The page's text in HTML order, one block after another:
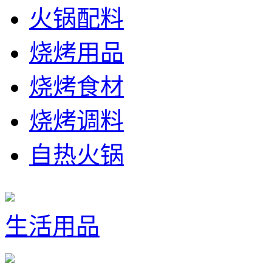
火锅配料
烧烤用品
烧烤食材
烧烤调料
自热火锅
生活用品